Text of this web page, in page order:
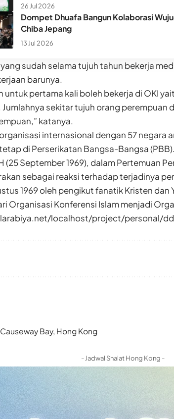
26 Jul 2026
Dompet Dhuafa Bangun Kolaborasi
Chiba Jepang
13 Jul 2026
sudah selama tujuh tahun bekerja
barunya.
untuk pertama kali boleh bekerja di OKI
sekitar tujuh orang perempuan
katanya.
internasional dengan 57 negara
di Perserikatan Bangsa-Bangsa
(25 September 1969), dalam Pertemuan
sebagai reaksi terhadap terjadinya
1969 oleh pengikut fanatik Kristen dan
Organisasi Konferensi Islam menjadi
localhost/project/personal/
Bay, Hong Kong
- Jadwal Shalat Hong Kong -